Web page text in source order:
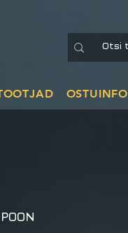
OSTUINFO